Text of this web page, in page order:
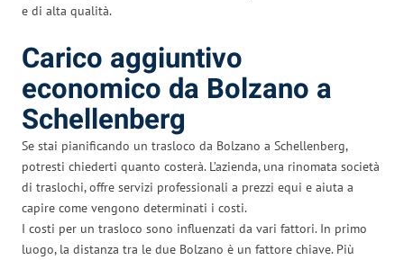
e di alta qualità.
Carico aggiuntivo
economico da Bolzano a
Schellenberg
Se stai pianificando un trasloco da Bolzano a Schellenberg,
potresti chiederti quanto costerà. L’azienda, una rinomata società
di traslochi, offre servizi professionali a prezzi equi e aiuta a
capire come vengono determinati i costi.
I costi per un trasloco sono influenzati da vari fattori. In primo
luogo, la distanza tra le due Bolzano è un fattore chiave. Più